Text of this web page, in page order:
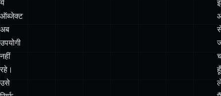
नहीं
रहे।
उसे
सिर्फ़
एक
रेफ़रेंस
मिला
मैं